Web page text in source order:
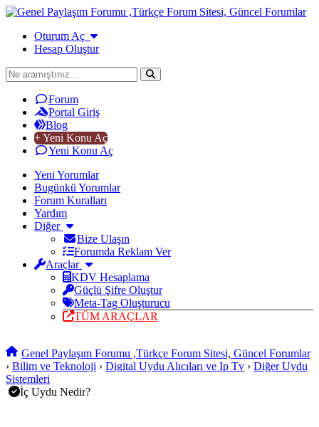
Oturum Aç
Hesap Oluştur
Forum
Portal Giriş
Blog
+ Yeni Konu Aç
Yeni Konu Aç
Yeni Yorumlar
Bugünkü Yorumlar
Forum Kuralları
Yardım
Diğer
Bize Ulaşın
Forumda Reklam Ver
Araçlar
KDV Hesaplama
Güçlü Şifre Oluştur
Meta-Tag Oluşturucu
TÜM ARAÇLAR
Genel Paylaşım Forumu ,Türkçe Forum Sitesi, Güncel Forumlar
› Bilim ve Teknoloji › Digital Uydu Alıcıları ve Ip Tv › Diğer Uydu
Sistemleri
İç Uydu Nedir?